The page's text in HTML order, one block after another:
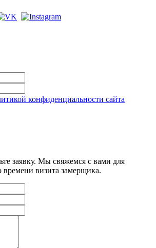
конфиденциальности сайта
заявку. Мы свяжемся с вами для
времени визита замерщика.